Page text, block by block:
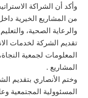
وأكد أن الشراكة
من المشاريع الخيرية
والرعاية الصحية،
تقديم الشركة لخدمات
المشاريع .
وختم الأنصاري بتقديم
المسئوولية المجتمعية